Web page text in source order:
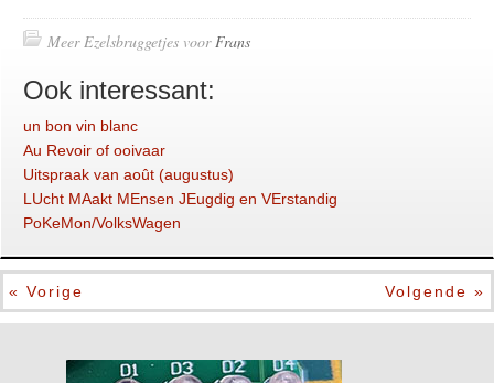
Meer Ezelsbruggetjes voorFrans
Ook interessant:
un bon vin blanc
Au Revoir of ooivaar
Uitspraak van août (augustus)
LUcht MAakt MEnsen JEugdig en VErstandig
PoKeMon/VolksWagen
« Vorige Volgende »